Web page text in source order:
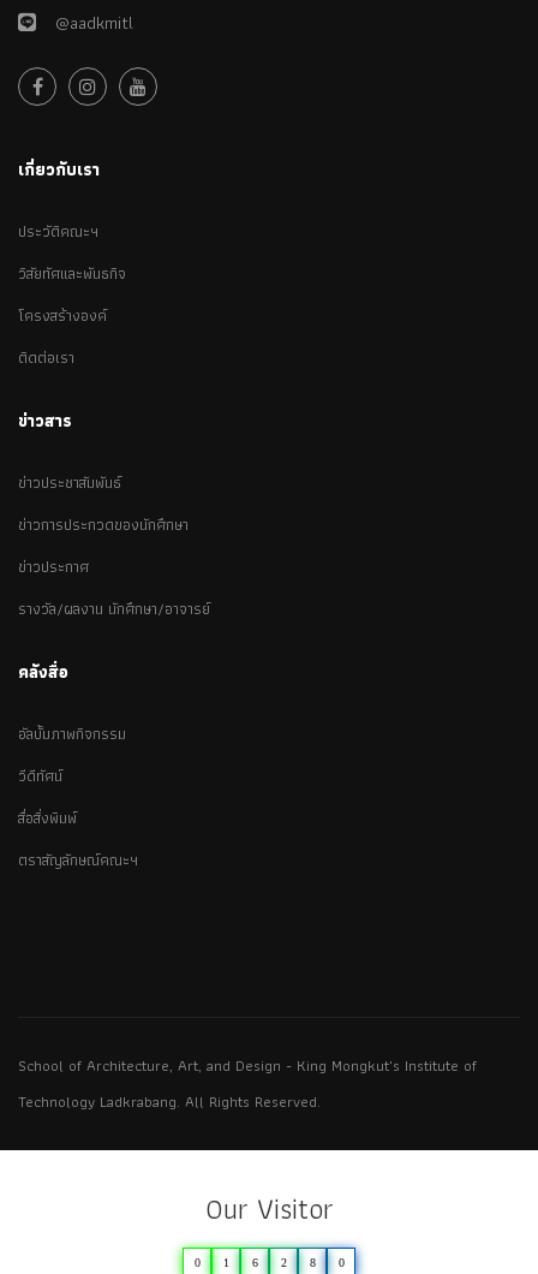
@aadkmitl
เกี่ยวกับเรา
ประวัติคณะฯ
วิสัยทัศและพันธกิจ
โครงสร้างองค์
ติดต่อเรา
ข่าวสาร
ข่าวประชาสัมพันธ์
ข่าวการประกวดของนักศึกษา
ข่าวประกาศ
รางวัล/ผลงาน นักศึกษา/อาจารย์
คลังสื่อ
อัลบั้มภาพกิจกรรม
วีดีทัศน์
สื่อสิ่งพิมพ์
ตราสัญลักษณ์คณะฯ
School of Architecture, Art, and Design - King Mongkut's Institute of
Technology Ladkrabang. All Rights Reserved.
Our Visitor
0 1 6 2 8 0